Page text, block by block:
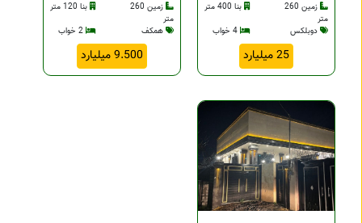
زمین 260
متر
بنا 400 متر
دوبلکس
4 خواب
25 میلیارد
زمین 260
متر
بنا 120 متر
همکف
2 خواب
9.500 میلیارد